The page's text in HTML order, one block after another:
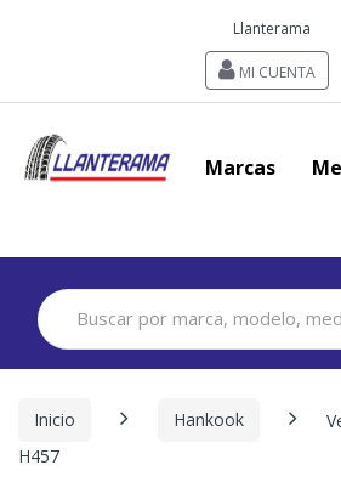
Llanterama
MI CUENTA
Marcas
Search
for:
Inicio Hankook
H457